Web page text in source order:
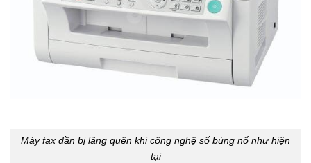
Máy fax dần bị lãng quên khi công nghệ số bùng nổ như hiện
tại